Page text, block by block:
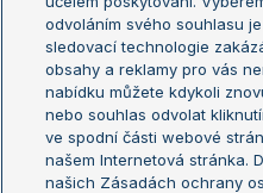
Aktualní trendy
Fotbalové přestupy
Livesport Daily
odvoláním svého souhlasu
sledovací technologie
obsahy a reklamy pro vás
nabídku můžete kdykoli
nebo souhlas odvolat
ve spodní části webové
našem Internetová stránka.
našich Zásadách ochrany